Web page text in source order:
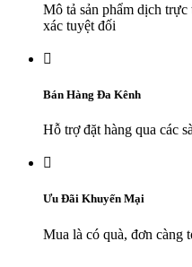
Mô tả sản phẩm dịch
xác tuyệt đối

Bán Hàng Đa Kênh
Hỗ trợ đặt hàng qua các

Ưu Đãi Khuyến Mại
Mua là có quà, đơn càng